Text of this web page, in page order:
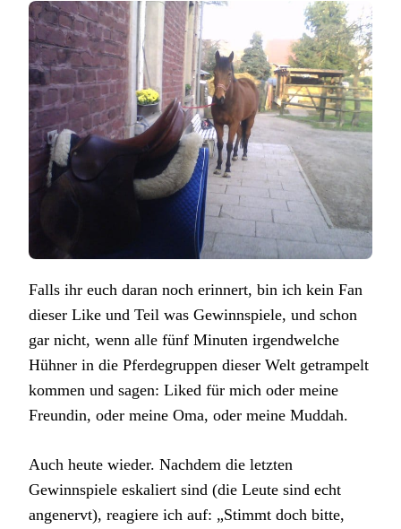
Falls ihr euch daran noch erinnert, bin ich kein Fan
dieser Like und Teil was Gewinnspiele, und schon
gar nicht, wenn alle fünf Minuten irgendwelche
Hühner in die Pferdegruppen dieser Welt getrampelt
kommen und sagen: Liked für mich oder meine
Freundin, oder meine Oma, oder meine Muddah.
Auch heute wieder. Nachdem die letzten
Gewinnspiele eskaliert sind (die Leute sind echt
angenervt), reagiere ich auf: „Stimmt doch bitte,